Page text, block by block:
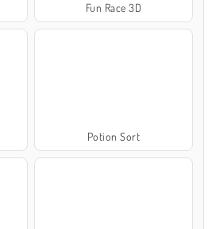
Fun Race 3D
Potion Sort